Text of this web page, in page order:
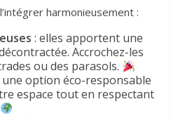
harmonieusement :
: elles apportent une
Accrochez-les
ou des parasols.
une option éco-responsable
espace tout en respectant